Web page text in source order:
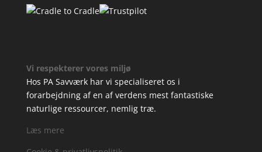
Vi respekterer vores miljø
Hos PA Savværk har vi specialiseret os i
forarbejdning af en af verdens mest fantastiske
naturlige ressourcer, nemlig træ.
Læs mere